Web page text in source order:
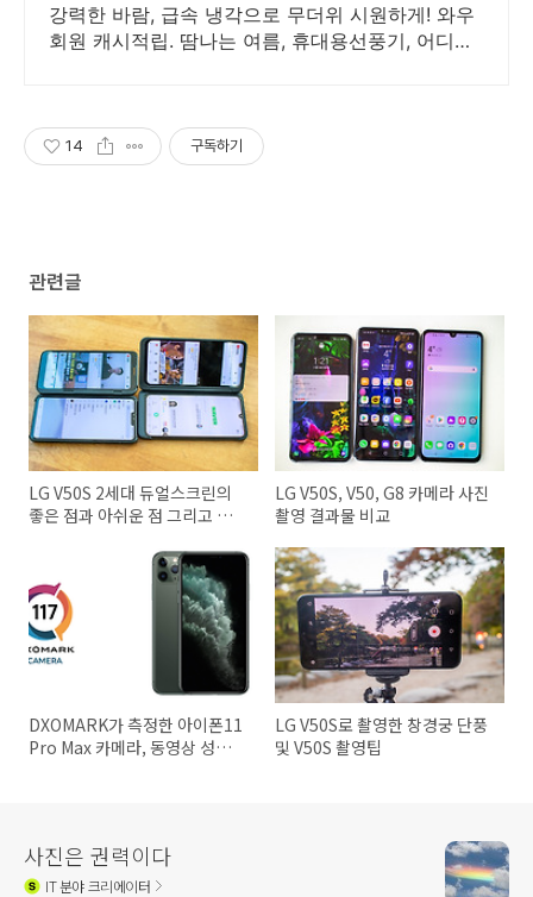
강력한 바람, 급속 냉각으로 무더위 시원하게! 와우
회원 캐시적립. 땀나는 여름, 휴대용선풍기, 어디서
14 구독하기
관련글
LG V50S 2세대 듀얼스크린의
좋은 점과 아쉬운 점 그리고 나
LG V50S, V50, G8 카메라 사진
촬영 결과물 비교
DXOMARK가 측정한 아이폰11
Pro Max 카메라, 동영상 성능
LG V50S로 촬영한 창경궁 단풍
및 V50S 촬영팁
사진은 권력이다
IT분야 크리에이터